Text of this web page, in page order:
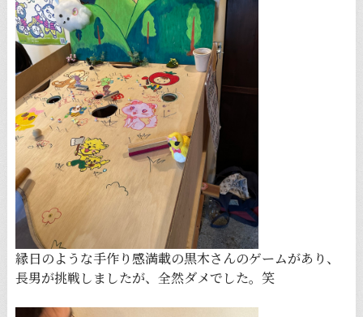
縁日のような手作り感満載の黒木さんのゲームがあり、
長男が挑戦しましたが、全然ダメでした。笑